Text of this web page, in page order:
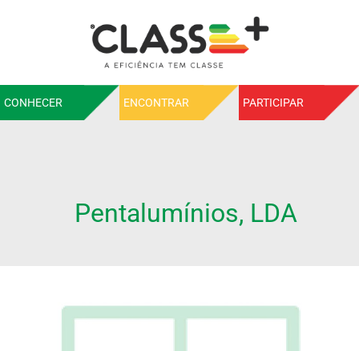
CONHECER ENCONTRAR PARTICIPAR
Pentalumínios, LDA